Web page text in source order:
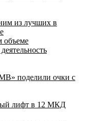
из лучших в
объеме
поделили очки с
лифт в 12 МКД